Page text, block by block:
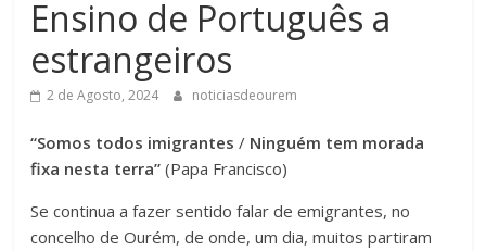
concelho
Ourém
Ensino de Português a
estrangeiros
2 de Agosto, 2024 noticiasdeourem
“Somos todos imigrantes / Ninguém tem morada
fixa nesta terra” (Papa Francisco)
Se continua a fazer sentido falar de emigrantes, no
concelho de Ourém, de onde, um dia, muitos partiram